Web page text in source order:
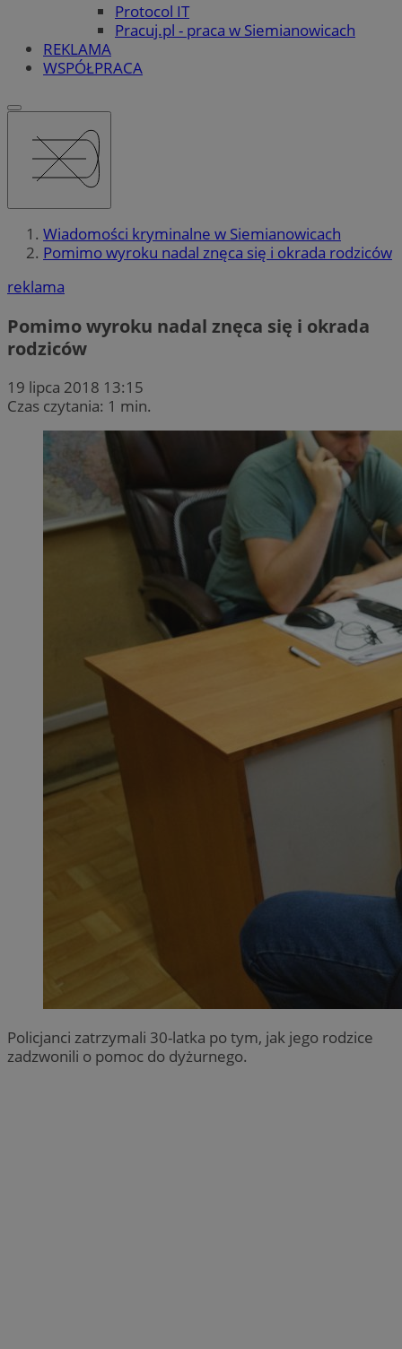
Protocol IT
Pracuj.pl - praca w Siemianowicach
REKLAMA
WSPÓŁPRACA
Wiadomości kryminalne w Siemianowicach
Pomimo wyroku nadal znęca się i okrada rodziców
reklama
Pomimo wyroku nadal znęca się i okrada
rodziców
19 lipca 2018 13:15
Czas czytania: 1 min.
Policjanci zatrzymali 30-latka po tym, jak jego rodzice
zadzwonili o pomoc do dyżurnego.